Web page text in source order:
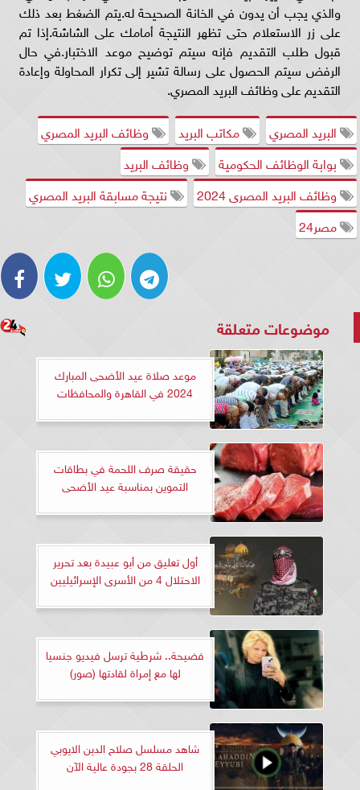
والذي يجب أن يدون في الخانة الصحيحة له.يتم الضغط بعد ذلك
على زر الاستعلام حتى تظهر النتيجة أمامك على الشاشة.إذا تم
قبول طلب التقديم فإنه سيتم توضيح موعد الاختبار.في حال
الرفض سيتم الحصول على رسالة تشير إلى تكرار المحاولة وإعادة
التقديم على وظائف البريد المصري.
البريد المصري
مكاتب البريد
وظائف البريد المصري
بوابة الوظائف الحكومية
وظائف البريد
وظائف البريد المصرى 2024
نتيجة مسابقة البريد المصري
مصر24
موضوعات متعلقة
موعد صلاة عيد الأضحى المبارك
2024 في القاهرة والمحافظات
حقيقة صرف اللحمة في بطاقات
التموين بمناسبة عيد الأضحى
أول تعليق من أبو عبيدة بعد تحرير
الاحتلال 4 من الأسرى الإسرائيليين
فضيحة.. شرطية ترسل فيديو جنسيا
لها مع إمراة لقادتها (صور)
شاهد مسلسل صلاح الدين الايوبي
الحلقة 28 بجودة عالية الآن